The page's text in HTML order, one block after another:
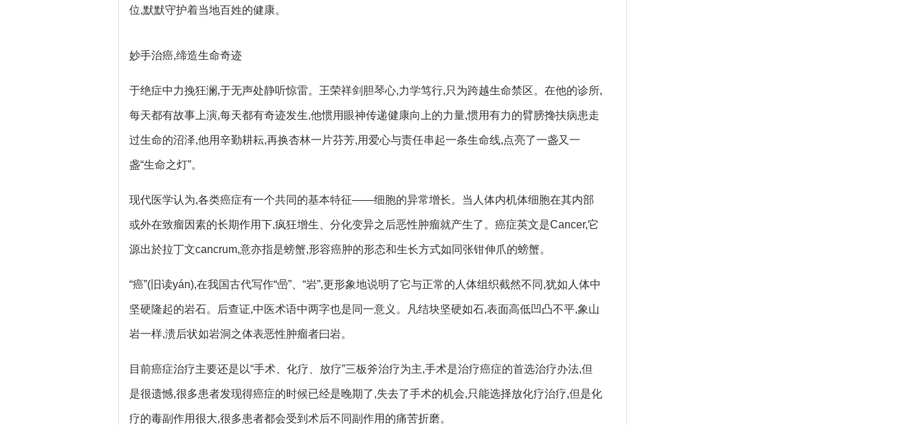
位,默默守护着当地百姓的健康。
妙手治癌,缔造生命奇迹
于绝症中力挽狂澜,于无声处静听惊雷。王荣祥剑胆琴心,力学笃行,只为跨越生命禁区。在他的诊所,
每天都有故事上演,每天都有奇迹发生,他惯用眼神传递健康向上的力量,惯用有力的臂膀搀扶病患走
过生命的沼泽,他用辛勤耕耘,再换杏林一片芬芳,用爱心与责任串起一条生命线,点亮了一盏又一
盏“生命之灯”。
现代医学认为,各类癌症有一个共同的基本特征——细胞的异常增长。当人体内机体细胞在其内部
或外在致瘤因素的长期作用下,疯狂增生、分化变异之后恶性肿瘤就产生了。癌症英文是Cancer,它
源出於拉丁文cancrum,意亦指是螃蟹,形容癌肿的形态和生长方式如同张钳伸爪的螃蟹。
“癌”(旧读yán),在我国古代写作“喦”、“岩”,更形象地说明了它与正常的人体组织截然不同,犹如人体中
坚硬隆起的岩石。后查证,中医术语中两字也是同一意义。凡结块坚硬如石,表面高低凹凸不平,象山
岩一样,溃后状如岩洞之体表恶性肿瘤者曰岩。
目前癌症治疗主要还是以“手术、化疗、放疗”三板斧治疗为主,手术是治疗癌症的首选治疗办法,但
是很遗憾,很多患者发现得癌症的时候已经是晚期了,失去了手术的机会,只能选择放化疗治疗,但是化
疗的毒副作用很大,很多患者都会受到术后不同副作用的痛苦折磨。